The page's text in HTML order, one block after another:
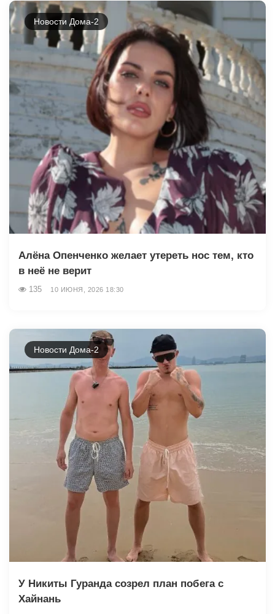
Новости Дома-2
Алёна Опенченко желает утереть нос тем, кто
в неё не верит
135 10 ИЮНЯ, 2026 18:30
Новости Дома-2
У Никиты Гуранда созрел план побега с
Хайнань